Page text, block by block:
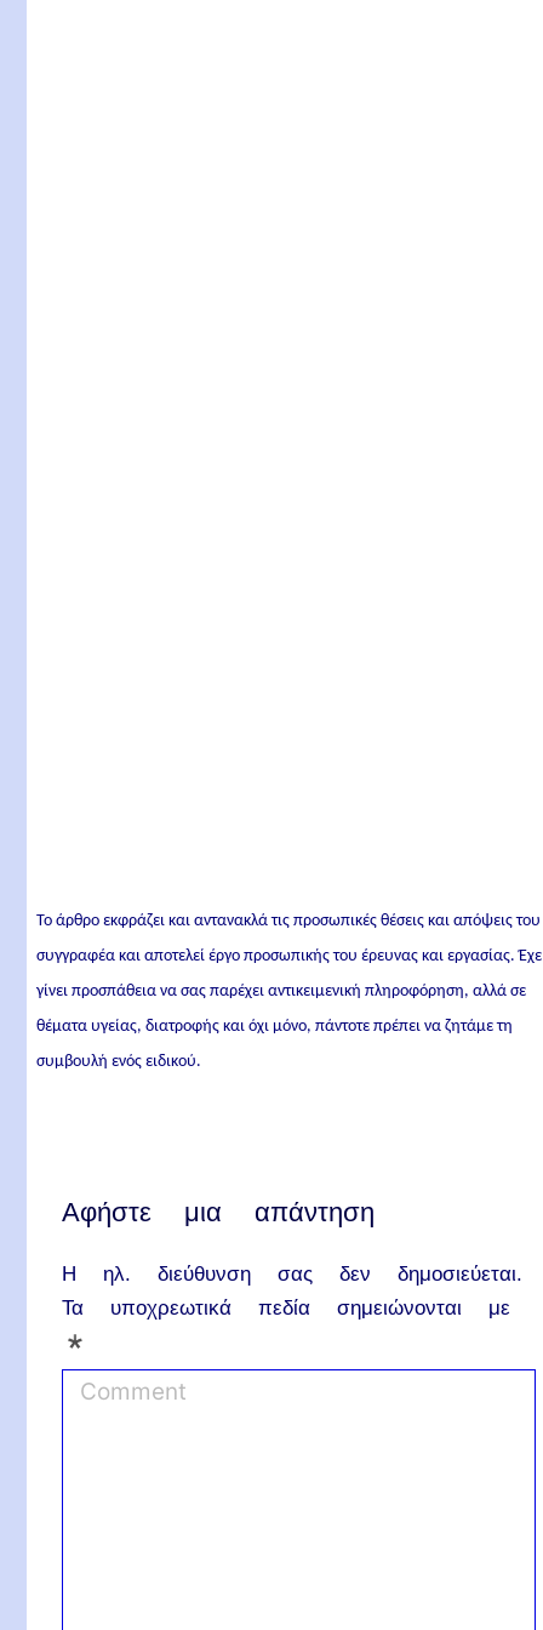
Το άρθρο εκφράζει και αντανακλά τις προσωπικές θέσεις και απόψεις του
συγγραφέα και αποτελεί έργο προσωπικής του έρευνας και εργασίας.
γίνει προσπάθεια να σας παρέχει αντικειμενική πληροφόρηση, αλλά σε
θέματα υγείας, διατροφής και όχι μόνο, πάντοτε πρέπει να ζητάμε τη
συμβουλή ενός ειδικού.
Αφήστε μια απάντηση
Η ηλ. διεύθυνση σας δεν δημοσιεύεται.
Τα υποχρεωτικά πεδία σημειώνονται με
*